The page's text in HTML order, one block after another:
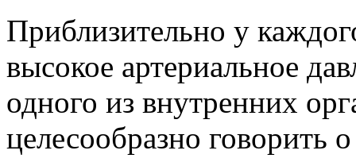
Приблизительно у
высокое артериальное
одного из внутренних
целесообразно говорить